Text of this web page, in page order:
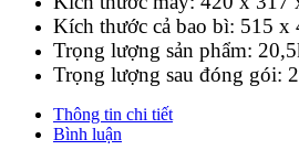
Kích thước cả bao bì: 515 x
Trọng lượng sản phẩm:
Trọng lượng sau đóng gói:
Thông tin chi tiết
Bình luận